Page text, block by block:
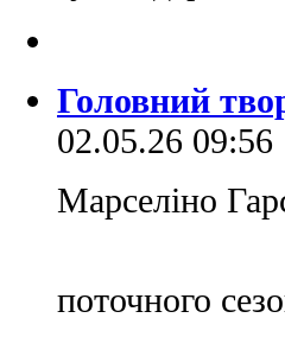
Головний
02.05.26 09:56
Марселіно
поточного